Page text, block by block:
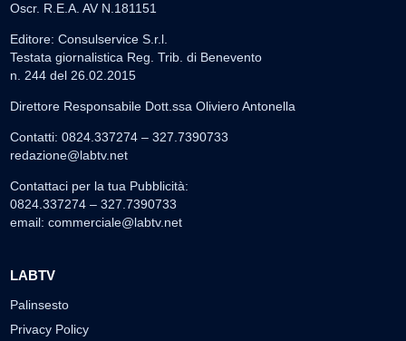
Oscr. R.E.A. AV N.181151
Editore: Consulservice S.r.l.
Testata giornalistica Reg. Trib. di Benevento
n. 244 del 26.02.2015
Direttore Responsabile Dott.ssa Oliviero Antonella
Contatti: 0824.337274 – 327.7390733
redazione@labtv.net
Contattaci per la tua Pubblicità:
0824.337274 – 327.7390733
email: commerciale@labtv.net
LABTV
Palinsesto
Privacy Policy